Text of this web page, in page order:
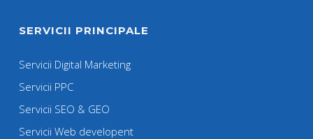
SERVICII PRINCIPALE
Servicii Digital Marketing
Servicii PPC
Servicii SEO & GEO
Servicii Web developent